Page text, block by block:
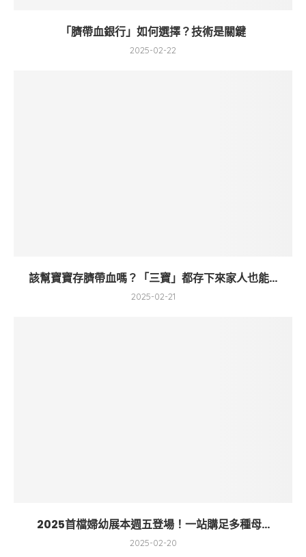
「臍帶血銀行」如何選擇？技術是關鍵
2025-02-22
該幫寶寶存臍帶血嗎？「三寶」都存下來家人也能...
2025-02-21
2025首檔婦幼展本週五登場！一站購足多種母...
2025-02-20